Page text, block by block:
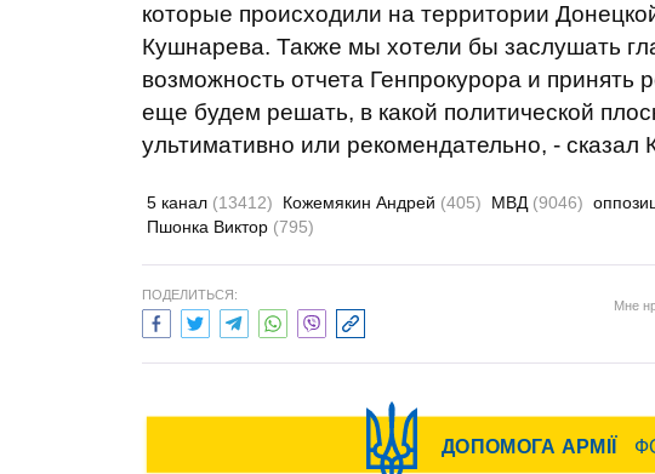
которые происходили на территории
Кушнарева. Также мы хотели бы заслушать
возможность отчета Генпрокурора и принять
еще будем решать, в какой политической
ультимативно или рекомендательно, - сказал
5 канал (13412) Кожемякин Андрей (405) МВД (9046)
Пшонка Виктор (795)
ПОДЕЛИТЬСЯ:
Мне